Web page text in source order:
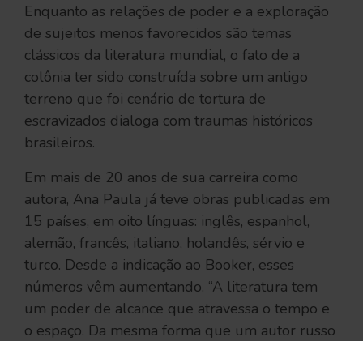
Enquanto as relações de poder e a exploração
de sujeitos menos favorecidos são temas
clássicos da literatura mundial, o fato de a
colônia ter sido construída sobre um antigo
terreno que foi cenário de tortura de
escravizados dialoga com traumas históricos
brasileiros.
Em mais de 20 anos de sua carreira como
autora, Ana Paula já teve obras publicadas em
15 países, em oito línguas: inglês, espanhol,
alemão, francês, italiano, holandês, sérvio e
turco. Desde a indicação ao Booker, esses
números vêm aumentando. “A literatura tem
um poder de alcance que atravessa o tempo e
o espaço. Da mesma forma que um autor russo